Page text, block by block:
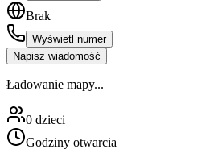
Brak
Wyświetl numer
Napisz wiadomość
Ładowanie mapy...
0 dzieci
Godziny otwarcia